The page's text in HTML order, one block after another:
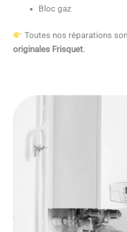
Bloc gaz
Toutes nos réparations
originales Frisquet.